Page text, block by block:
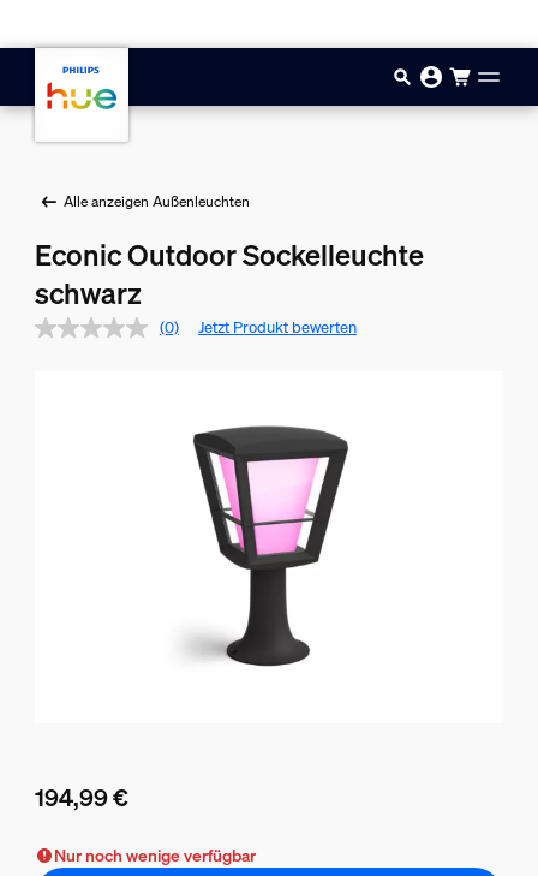
Alle anzeigen Außenleuchten
Econic Outdoor Sockelleuchte
schwarz
(0) Jetzt Produkt bewerten
194,99 €
Nur noch wenige verfügbar